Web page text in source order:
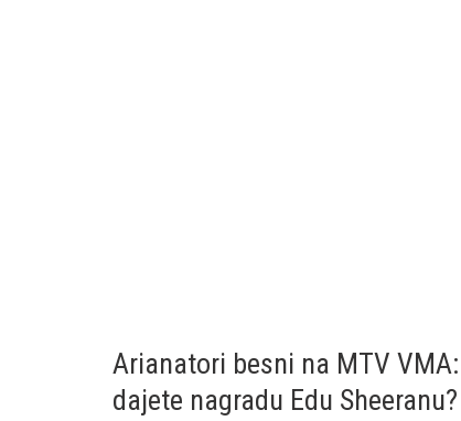
Arianatori besni na MTV
dajete nagradu Edu Sheeranu?